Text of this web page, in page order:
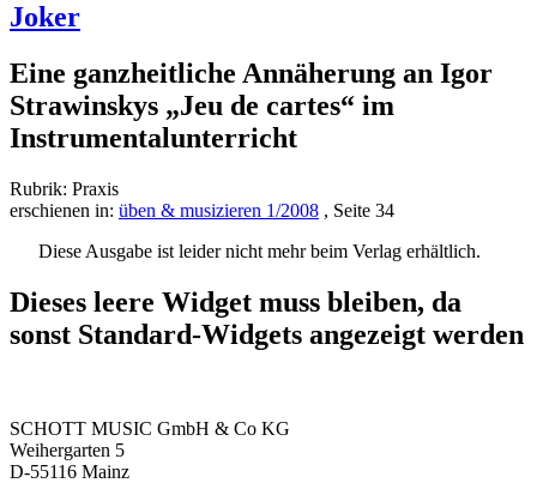
Joker
Eine ganzheitliche Annäherung an Igor
Strawinskys „Jeu de cartes“ im
Instrumentalunterricht
Rubrik: Praxis
erschienen in: üben & musizieren 1/2008 , Seite 34
Diese Ausgabe ist leider nicht mehr beim Verlag erhältlich.
Dieses leere Widget muss bleiben, da
sonst Standard-Widgets angezeigt werden
SCHOTT MUSIC GmbH & Co KG
Weihergarten 5
D-55116 Mainz